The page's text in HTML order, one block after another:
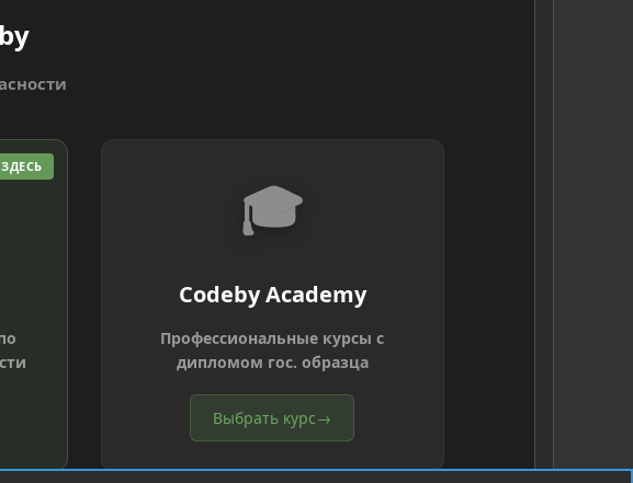
🎓
Codeby Academy
Профессиональные курсы с
дипломом гос. образца
Выбрать курс→